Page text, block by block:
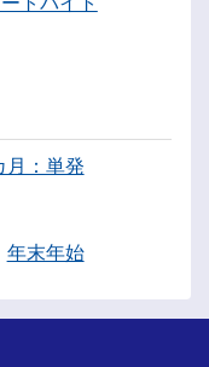
月：単発
年末年始